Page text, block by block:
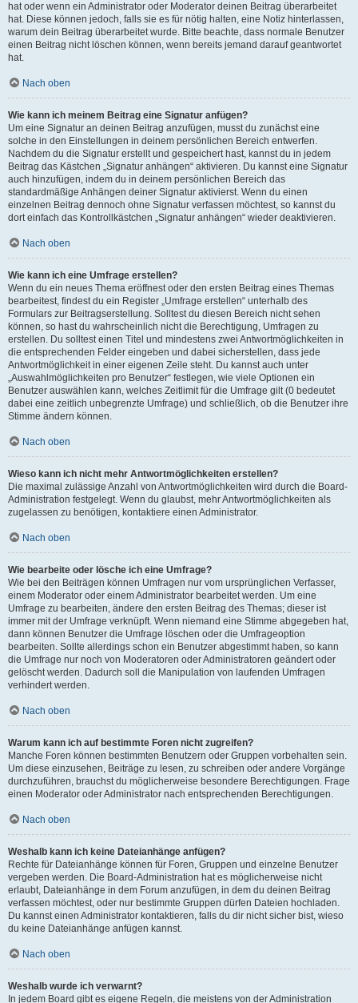
hat oder wenn ein Administrator oder Moderator deinen Beitrag überarbeitet
hat. Diese können jedoch, falls sie es für nötig halten, eine Notiz hinterlassen,
warum dein Beitrag überarbeitet wurde. Bitte beachte, dass normale Benutzer
einen Beitrag nicht löschen können, wenn bereits jemand darauf geantwortet
hat.
Nach oben
Wie kann ich meinem Beitrag eine Signatur anfügen?
Um eine Signatur an deinen Beitrag anzufügen, musst du zunächst eine
solche in den Einstellungen in deinem persönlichen Bereich entwerfen.
Nachdem du die Signatur erstellt und gespeichert hast, kannst du in jedem
Beitrag das Kästchen „Signatur anhängen“ aktivieren. Du kannst eine Signatur
auch hinzufügen, indem du in deinem persönlichen Bereich das
standardmäßige Anhängen deiner Signatur aktivierst. Wenn du einen
einzelnen Beitrag dennoch ohne Signatur verfassen möchtest, so kannst du
dort einfach das Kontrollkästchen „Signatur anhängen“ wieder deaktivieren.
Nach oben
Wie kann ich eine Umfrage erstellen?
Wenn du ein neues Thema eröffnest oder den ersten Beitrag eines Themas
bearbeitest, findest du ein Register „Umfrage erstellen“ unterhalb des
Formulars zur Beitragserstellung. Solltest du diesen Bereich nicht sehen
können, so hast du wahrscheinlich nicht die Berechtigung, Umfragen zu
erstellen. Du solltest einen Titel und mindestens zwei Antwortmöglichkeiten in
die entsprechenden Felder eingeben und dabei sicherstellen, dass jede
Antwortmöglichkeit in einer eigenen Zeile steht. Du kannst auch unter
„Auswahlmöglichkeiten pro Benutzer“ festlegen, wie viele Optionen ein
Benutzer auswählen kann, welches Zeitlimit für die Umfrage gilt (0 bedeutet
dabei eine zeitlich unbegrenzte Umfrage) und schließlich, ob die Benutzer ihre
Stimme ändern können.
Nach oben
Wieso kann ich nicht mehr Antwortmöglichkeiten erstellen?
Die maximal zulässige Anzahl von Antwortmöglichkeiten wird durch die Board-
Administration festgelegt. Wenn du glaubst, mehr Antwortmöglichkeiten als
zugelassen zu benötigen, kontaktiere einen Administrator.
Nach oben
Wie bearbeite oder lösche ich eine Umfrage?
Wie bei den Beiträgen können Umfragen nur vom ursprünglichen Verfasser,
einem Moderator oder einem Administrator bearbeitet werden. Um eine
Umfrage zu bearbeiten, ändere den ersten Beitrag des Themas; dieser ist
immer mit der Umfrage verknüpft. Wenn niemand eine Stimme abgegeben hat,
dann können Benutzer die Umfrage löschen oder die Umfrageoption
bearbeiten. Sollte allerdings schon ein Benutzer abgestimmt haben, so kann
die Umfrage nur noch von Moderatoren oder Administratoren geändert oder
gelöscht werden. Dadurch soll die Manipulation von laufenden Umfragen
verhindert werden.
Nach oben
Warum kann ich auf bestimmte Foren nicht zugreifen?
Manche Foren können bestimmten Benutzern oder Gruppen vorbehalten sein.
Um diese einzusehen, Beiträge zu lesen, zu schreiben oder andere Vorgänge
durchzuführen, brauchst du möglicherweise besondere Berechtigungen. Frage
einen Moderator oder Administrator nach entsprechenden Berechtigungen.
Nach oben
Weshalb kann ich keine Dateianhänge anfügen?
Rechte für Dateianhänge können für Foren, Gruppen und einzelne Benutzer
vergeben werden. Die Board-Administration hat es möglicherweise nicht
erlaubt, Dateianhänge in dem Forum anzufügen, in dem du deinen Beitrag
verfassen möchtest, oder nur bestimmte Gruppen dürfen Dateien hochladen.
Du kannst einen Administrator kontaktieren, falls du dir nicht sicher bist, wieso
du keine Dateianhänge anfügen kannst.
Nach oben
Weshalb wurde ich verwarnt?
In jedem Board gibt es eigene Regeln, die meistens von der Administration